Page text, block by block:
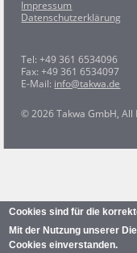
Impressum
Datenschutzerklärung
Tel: +49 361 6534096
Fax: +49 361 6534097
E-Mail: info@takwa.de
©2026 Takwa GmbH, All
Cookies sind für die
Mit der Nutzung unserer
Cookies einverstanden.